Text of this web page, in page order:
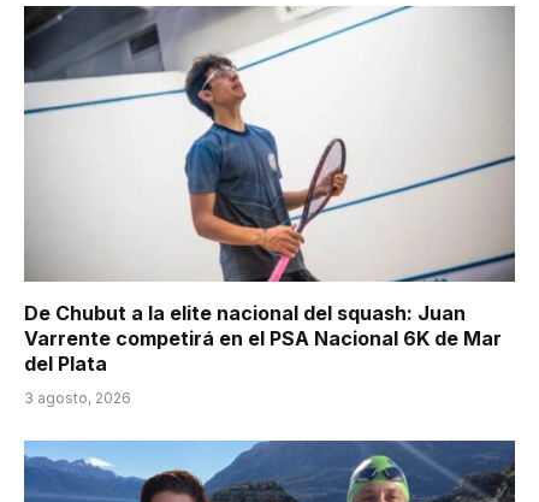
De Chubut a la elite nacional del squash: Juan
Varrente competirá en el PSA Nacional 6K de Mar
del Plata
3 agosto, 2026